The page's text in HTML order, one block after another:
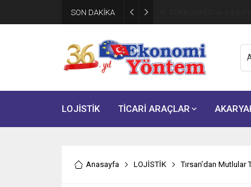
SON DAKİKA
LOJİSTİK TİCARİ ARAÇLAR
Anasayfa LOJİSTİK Tırsan’dan